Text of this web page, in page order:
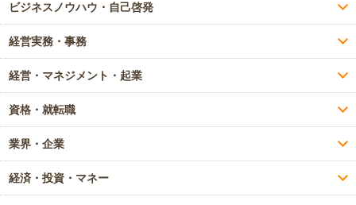
ビジネスノウハウ・自己啓発
経営実務・事務
経営・マネジメント・起業
資格・就転職
業界・企業
経済・投資・マネー